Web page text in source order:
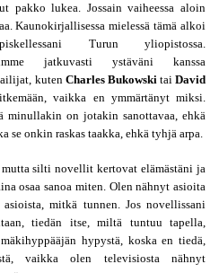
pakko lukea. Jossain vaiheessa aloin
Kaunokirjallisessa mielessä tämä alkoi
Turun yliopistossa.
jatkuvasti ystäväni kanssa
kuten Charles Bukowski tai David
vaikka en ymmärtänyt miksi.
minullakin on jotakin sanottavaa, ehkä
se onkin raskas taakka, ehkä tyhjä arpa.
silti novellit kertovat elämästäni ja
osaa sanoa miten. Olen nähnyt asioita
mitkä tunnen. Jos novellissani
tiedän itse, miltä tuntuu tapella,
hypystä, koska en tiedä,
vaikka olen televisiosta nähnyt